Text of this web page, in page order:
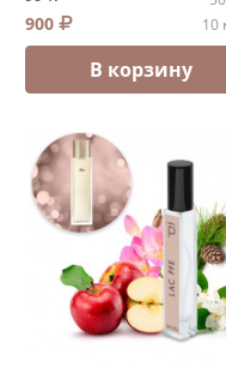
900
В корзину